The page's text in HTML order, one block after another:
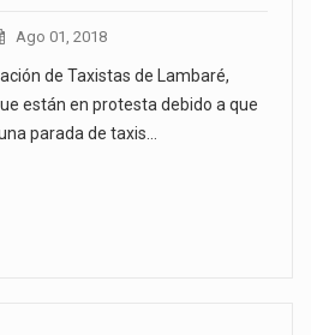
Ago 01, 2018
de Taxistas de Lambaré,
están en protesta debido a que
parada de taxis…